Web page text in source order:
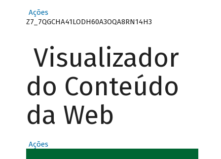
Ações
Z7_7QGCHA41LODH60A3OQA8RN14H3
Visualizador
do Conteúdo
da Web
Ações